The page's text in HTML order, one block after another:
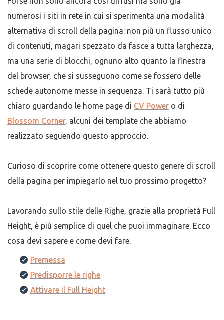
numerosi i siti in rete in cui si sperimenta una modalità
alternativa di scroll della pagina: non più un flusso unico
di contenuti, magari spezzato da fasce a tutta larghezza,
ma una serie di blocchi, ognuno alto quanto la finestra
del browser, che si susseguono come se fossero delle
schede autonome messe in sequenza. Ti sarà tutto più
chiaro guardando le home page di CV Power o di
Blossom Corner, alcuni dei template che abbiamo
realizzato seguendo questo approccio.
Curioso di scoprire come ottenere questo genere di scroll
della pagina per impiegarlo nel tuo prossimo progetto?
Lavorando sullo stile delle Righe, grazie alla proprietà Full
Height, è più semplice di quel che puoi immaginare. Ecco
cosa devi sapere e come devi fare.
Premessa
Predisporre le righe
Attivare il Full Height